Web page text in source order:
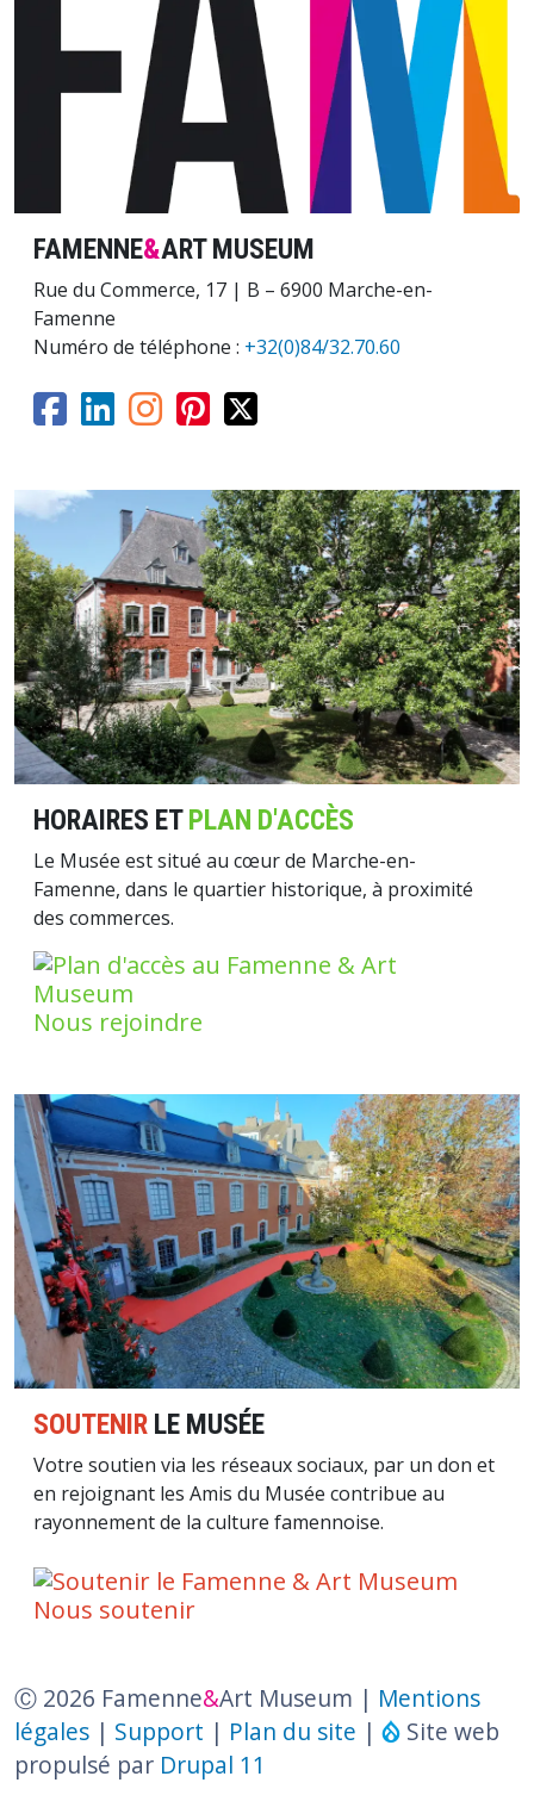
FAMENNE&ART MUSEUM
Rue du Commerce, 17 | B – 6900 Marche-en-
Famenne
Numéro de téléphone : +32(0)84/32.70.60
Image
HORAIRES ETPLAN D'ACCÈS
Le Musée est situé au cœur de Marche-en-
Famenne, dans le quartier historique, à proximité
des commerces.
Nous rejoindre
Image
SOUTENIR LE MUSÉE
Votre soutien via les réseaux sociaux, par un don et
en rejoignant les Amis du Musée contribue au
rayonnement de la culture famennoise.
Nous soutenir
Ⓒ 2026 Famenne&Art Museum | Mentions
légales | Support | Plan du site |
Site web
propulsé par Drupal 11